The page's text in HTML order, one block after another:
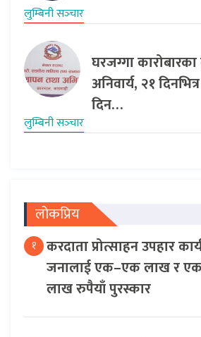
लुम्बिनी सञ्‍चार
घरजग्गा
अनिवार्य, २१
दिन…
लुम्बिनी सञ्‍चार
लोकप्रिय
१ करदाता प्रोत्साहन उपहार
जनालाई एक–एक लाख र
लाख रुपैयाँ पुरस्कार